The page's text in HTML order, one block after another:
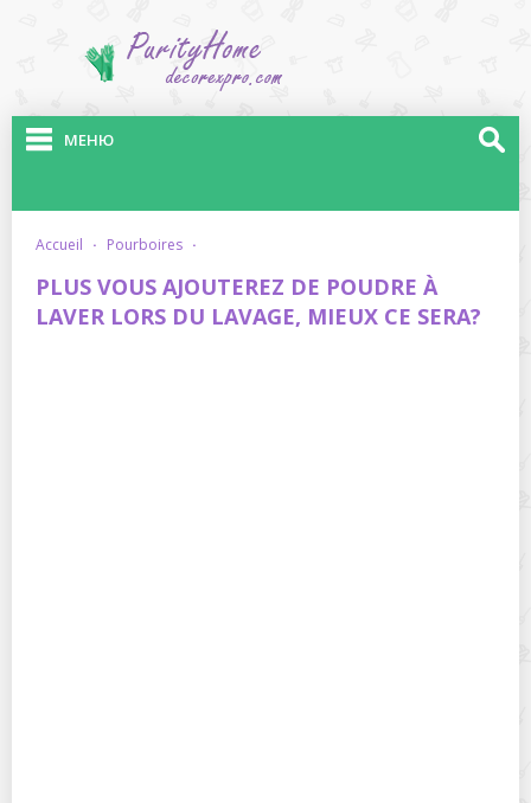
МЕНЮ
accueil · pourboires ·
PLUS VOUS AJOUTEREZ DE POUDRE À
LAVER LORS DU LAVAGE, MIEUX CE SERA?